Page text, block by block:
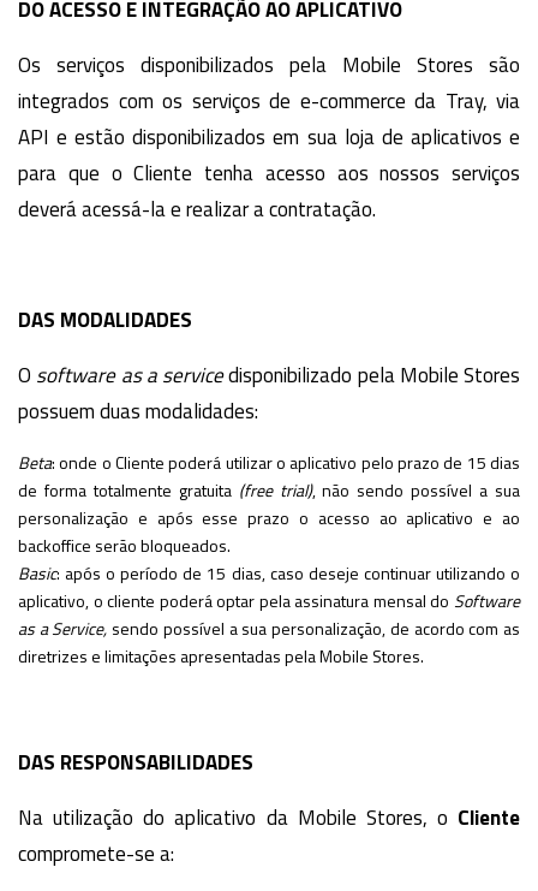
DO ACESSO E INTEGRAÇÃO AO APLICATIVO
Os serviços disponibilizados pela Mobile Stores são
integrados com os serviços de e-commerce da Tray, via
API e estão disponibilizados em sua loja de aplicativos e
para que o Cliente tenha acesso aos nossos serviços
deverá acessá-la e realizar a contratação.
DAS MODALIDADES
O software as a servicedisponibilizado pela Mobile Stores
possuem duas modalidades:
Beta: onde o Cliente poderá utilizar o aplicativo pelo prazo de 15 dias
de forma totalmente gratuita (free trial), não sendo possível a sua
personalização e após esse prazo o acesso ao aplicativo e ao
backoffice serão bloqueados.
Basic: após o período de 15 dias, caso deseje continuar utilizando o
aplicativo, o cliente poderá optar pela assinatura mensal do Software
as a Service, sendo possível a sua personalização, de acordo com as
diretrizes e limitações apresentadas pela Mobile Stores.
DAS RESPONSABILIDADES
Na utilização do aplicativo da Mobile Stores, o Cliente
compromete-se a: